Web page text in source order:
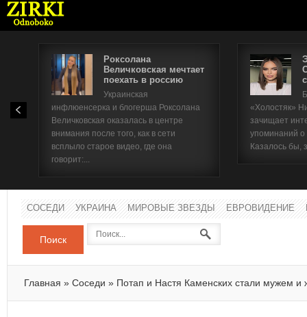
Роксолана
Величковская мечтает
поехать в россию
Украинская
инфлюенсерка и блогерша Роксолана
Величковская оказалась в центре
внимания после того, как в сети
всплыло старое видео, где она
говорит:...
«Холостяк»
зачищает
упоминаний
Казалось бы,
СОСЕДИ УКРАИНА МИРОВЫЕ ЗВЕЗДЫ ЕВРОВИДЕНИЕ
Поиск
Главная » Соседи » Потап и Настя Каменских стали мужем и
Имя